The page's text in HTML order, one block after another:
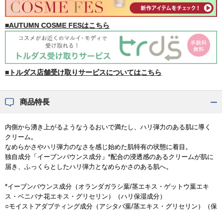
■AUTUMN COSME FESはこちら
■トルダス店舗受け取りサービスについてはこちら
商品特長
内側から湧き上がるようなうるおいで満たし、ハリ弾力のある肌に導く
クリーム。
なめらかさやハリ弾力のなさを感じ始めた肌特有の状態に着目。
独自成分「イーブンバウンス成分」*配合の浸透感のあるクリームが肌に
届き、ふっくらとしたハリ弾力となめらかさのある肌へ。
*イーブンバウンス成分（オランダガラシ葉/茎エキス・ゲットウ葉エキ
ス・ベニバナ花エキス・グリセリン）（ハリ保湿成分）
○モイストアダプティング成分（アシタバ葉/茎エキス・グリセリン）（保